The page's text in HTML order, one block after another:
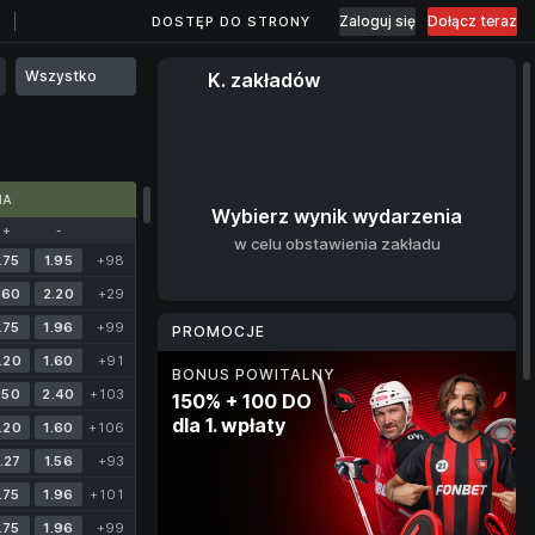
DOSTĘP DO STRONY Zaloguj się Dołącz teraz
Wszystko
+ -
1.95
+98
2.20
+29
1.96
+99
1.60
+91
2.40
+103
1.60
+106
1.56
+93
1.96
+101
1.96
+99
K. zakładów
Wybierz wynik wydarzenia
w celu obstawienia zakładu
PROMOCJE
BONUS POWITALNY
150% + 100 DO
dla 1. wpłaty
BONUS KRYPTOWALUTOWY
10% dla każdej wpłaty
w kryptowalucie